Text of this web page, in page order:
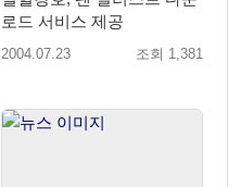
로드 서비스 제공
2004.07.23 조회 1,381